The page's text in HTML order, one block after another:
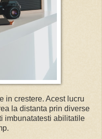
in crestere. Acest lucru
la distanta prin diverse
imbunatatesti abilitatile